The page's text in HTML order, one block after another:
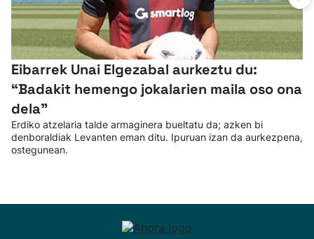
Eibarrek Unai Elgezabal aurkeztu du:
“Badakit hemengo jokalarien maila oso ona
dela”
Erdiko atzelaria talde armaginera bueltatu da; azken bi
denboraldiak Levanten eman ditu. Ipuruan izan da aurkezpena,
ostegunean.